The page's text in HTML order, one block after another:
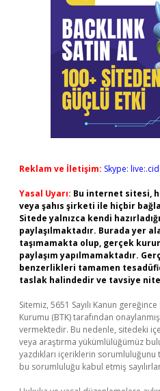
Reklam ve İletişim: Skype:
Yasal Uyarı: Bu internet sitesi,
veya şahıs şirketi ile hiçbir
Sitede yalnızca kendi
paylaşılmaktadır. Burada yer
taşımamakta olup, gerçek
paylaşım yapılmamaktadır.
benzerlikleri tamamen
taslak halindedir ve tavsiye
Sitemiz, 5651 Sayılı Kanun
Kurumu (BTK) tarafından
vermektedir. Bu nedenle, sitedeki
veya araştırma yükümlülüğümüz
yazdıkları içeriklerin
bu sorumluluğu kabul etmiş